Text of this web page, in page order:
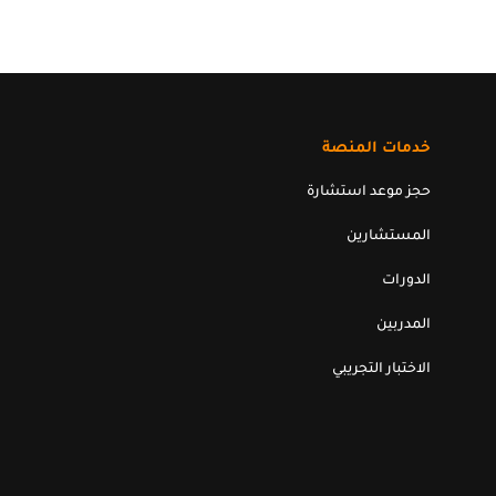
خدمات المنصة
حجز موعد استشارة
المستشارين
الدورات
المدربين
الاختبار التجريبي